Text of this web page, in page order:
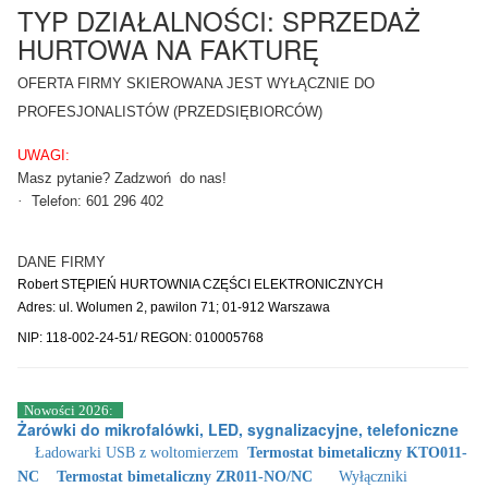
TYP DZIAŁALNOŚCI: SPRZEDAŻ
HURTOWA NA FAKTURĘ
OFERTA FIRMY SKIEROWANA JEST WYŁĄCZNIE DO
PROFESJONALISTÓW (PRZEDSIĘBIORCÓW)
UWAGI:
Masz pytanie? Zadzwoń do nas!
· Telefon: 601 296 402
DANE FIRMY
Robert STĘPIEŃ HURTOWNIA CZĘŚCI ELEKTRONICZNYCH
Adres: ul. Wolumen 2, pawilon 71; 01-912 Warszawa
NIP: 118-002-24-51/ REGON: 010005768
Nowości 2026:
Żarówki do mikrofalówki, LED, sygnalizacyjne, telefoniczne
Ładowarki USB z woltomierzem Termostat bimetaliczny KTO011-
NC
Termostat bimetaliczny ZR011-NO/NC
Wyłączniki